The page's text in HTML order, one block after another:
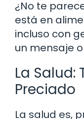
¿No te
está en
incluso con
un mensaje
La Salud:
Preciado
La salud es,